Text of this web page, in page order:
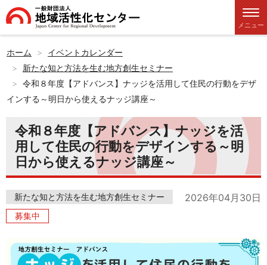
メニュー
ホーム
イベントカレンダー
新たな知と方法を生む地方創生セミナー
令和８年度【アドバンス】ナッジを活用して住民の行動をデザ
インする～明日から使えるナッジ講座～
令和８年度【アドバンス】ナッジを活
用して住民の行動をデザインする～明
日から使えるナッジ講座～
新たな知と方法を生む地方創生セミナー
募集中
2026年04月30日